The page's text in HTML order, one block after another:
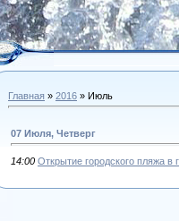
Главная » 2016 » Июль
07 Июля, Четверг
14:00 Открытие городского пляжа в